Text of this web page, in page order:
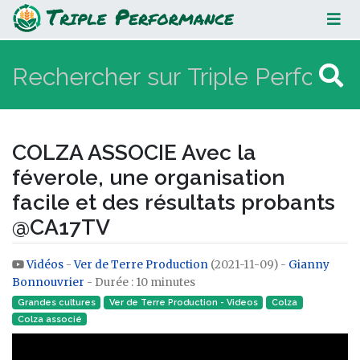
COLZA ASSOCIE Avec la féverole,
une organisation facile et des
résultats probants @CA17TV
COLZA ASSOCIE Avec la
féverole, une organisation
facile et des résultats probants
@CA17TV
Aller à :navigation,rechercher
Vidéos -Ver de Terre Production (2021-11-09) - Gianny
Bonnouvrier - Durée : 10 minutes
Grandes cultures Ver de Terre Production - Videos
Colza
Colza associé